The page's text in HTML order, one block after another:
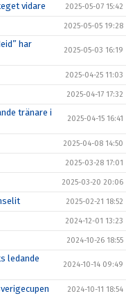
vidare 2025-05-07 15:42
2025-05-05 19:28
har
2025-05-03 16:19
2025-04-25 11:03
2025-04-17 17:32
tränare i
2025-04-15 16:41
2025-04-08 14:50
2025-03-28 17:01
2025-03-20 20:06
2025-02-21 18:52
2024-12-01 13:23
2024-10-26 18:55
ledande
2024-10-14 09:49
2024-10-11 18:54